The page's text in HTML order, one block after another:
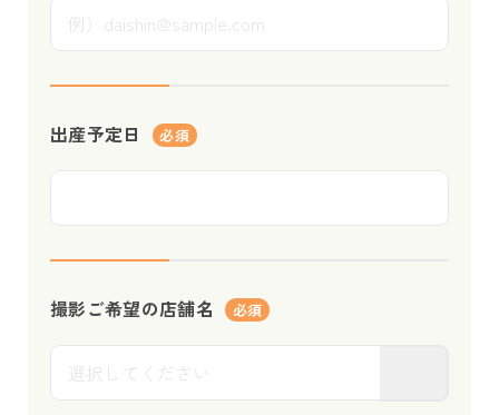
出産予定日 必須
撮影ご希望の店舗名 必須